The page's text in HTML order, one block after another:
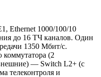
Ethernet 1000/100/10
до 16 ТЧ каналов. Один
1350 Мбит/с.
коммутатора (2
— Switch L2+ (с
телеконтроля и